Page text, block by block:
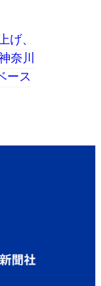
げ、
奈川
ース